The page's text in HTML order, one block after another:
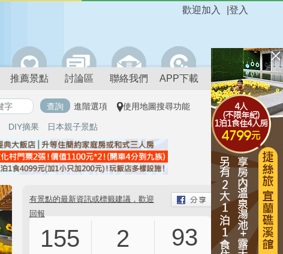
登入
歡迎加入
推薦景點 討論區 聯絡我們 APP下載
進階選項 使用地圖搜尋功能
DIY摘果 日本親子景點
有景點的最新資訊或標籤建議，歡迎
回報
155 2 93